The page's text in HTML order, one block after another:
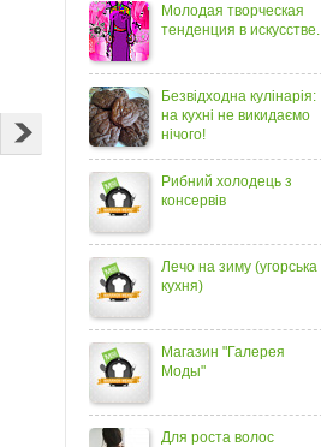
Молодая творческая
тенденция в искусстве.
Безвідходна кулінарія:
на кухні не викидаємо
нічого!
Рибний холодець з
консервів
Лечо на зиму (угорська
кухня)
Магазин "Галерея
Моды"
Для роста волос